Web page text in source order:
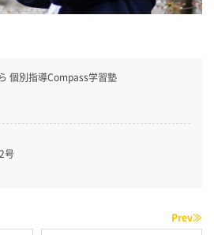
個別指導Compass学習塾
号
Prev≫